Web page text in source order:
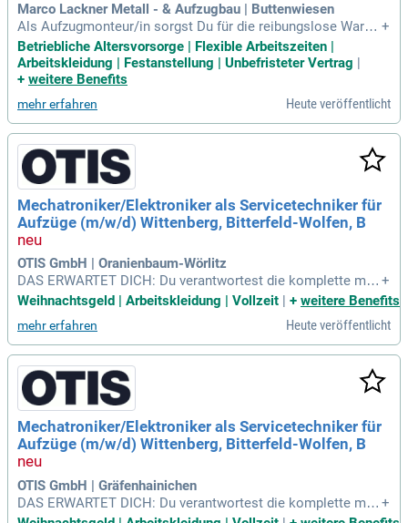
Marco Lackner Metall - & Aufzugbau | Buttenwiesen
Als Aufzugmonteur/in sorgst Du für die reibungslose Wartu
ng und Montage von Aufzügen, wobei Präzision und technis
ches Know-how essenziell sind. Du behebst Störungen und
gewährleistest die Sicherheit der Anlagen, was Deine Erfahr
Beweis stellt. Eine abgeschlossene Berufsausbildung und id
ealerweise Berufserfahrung im Aufzugsbau machen Dich zu
einem wertvollen Teammitglied. Deine selbstständige Arbei
tsweise und Zuverlässigkeit zeichnen Dich aus, während Du
gleichzeitig gut im Team arbeitest. Ein Führerschein der Kla
sse B ist ebenfalls erforderlich. Mit einer betrieblichen Alter
svorsorge sicherst Du Deine Zukunft ab.
+
Betriebliche Altersvorsorge | Flexible Arbeitszeiten |
Arbeitskleidung | Festanstellung | Unbefristeter Vertrag |
+ weitere Benefits
mehr erfahren Heute veröffentlicht
Mechatroniker/Elektroniker als Servicetechniker für
Aufzüge (m/w/d) Wittenberg, Bitterfeld-Wolfen, B
OTIS GmbH | Oranienbaum-Wörlitz
DAS ERWARTET DICH: Du verantwortest die komplette mec
hanische und elektrische Wartung sowie die Instandhaltung
araturarbeiten durch und stellst die Verfügbarkeit der Aufzü
ge sicher; Du organisierst
+
Weihnachtsgeld | Arbeitskleidung | Vollzeit
+ weitere Benefits
mehr erfahren Heute veröffentlicht
Mechatroniker/Elektroniker als Servicetechniker für
Aufzüge (m/w/d) Wittenberg, Bitterfeld-Wolfen, B
OTIS GmbH | Gräfenhainichen
DAS ERWARTET DICH: Du verantwortest die komplette mec
hanische und elektrische Wartung sowie die Instandhaltung
+